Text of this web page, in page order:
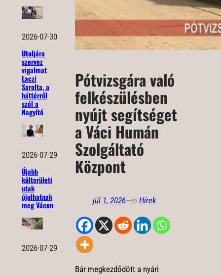
2026-07-30
Utoljára
szervez
vigalmat
Laczi
Sarolta, a
háttérről
szól a
Nagyító
2026-07-29
Újabb
külterületi
utak
újulhatnak
meg Vácon
2026-07-29
Pótvizsgára való
felkészülésben
nyújt segítséget
a Váci Humán
Szolgáltató
Központ
júl 1, 2026—in Hírek
Bár megkezdődött a nyári